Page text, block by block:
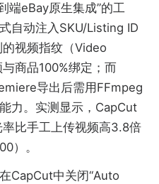
端eBay原生集成”的工
自动注入SKU/Listing ID
视频指纹（Video
商品100%绑定；而
导出后需用FFmpeg
力。实测显示，CapCut
比手工上传视频高3.8倍
）。
CapCut中关闭“Auto